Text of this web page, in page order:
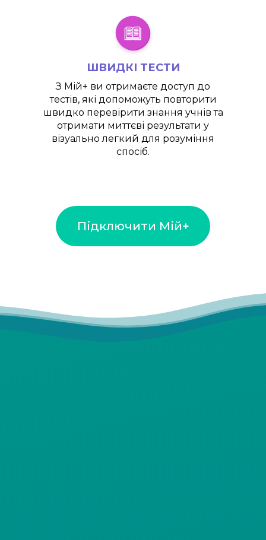
ШВИДКІ ТЕСТИ
З Мій+ ви отримаєте доступ до
тестів, які допоможуть повторити
швидко перевірити знання учнів та
отримати миттєві результати у
візуально легкий для розуміння
спосіб.
Підключити Мій+